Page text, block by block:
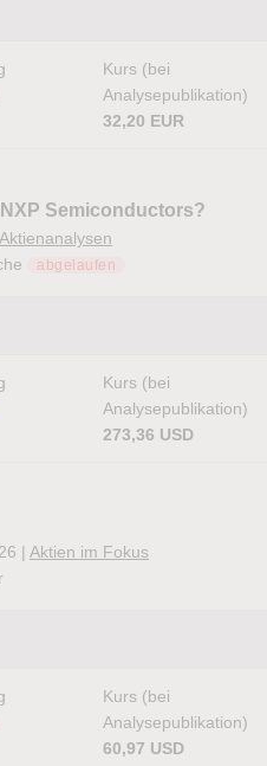
Kurs (bei
Analysepublikation)
32,20 EUR
Semiconductors?
Aktienanalysen
abgelaufen
Kurs (bei
Analysepublikation)
273,36 USD
| Aktien im Fokus
Kurs (bei
Analysepublikation)
60,97 USD